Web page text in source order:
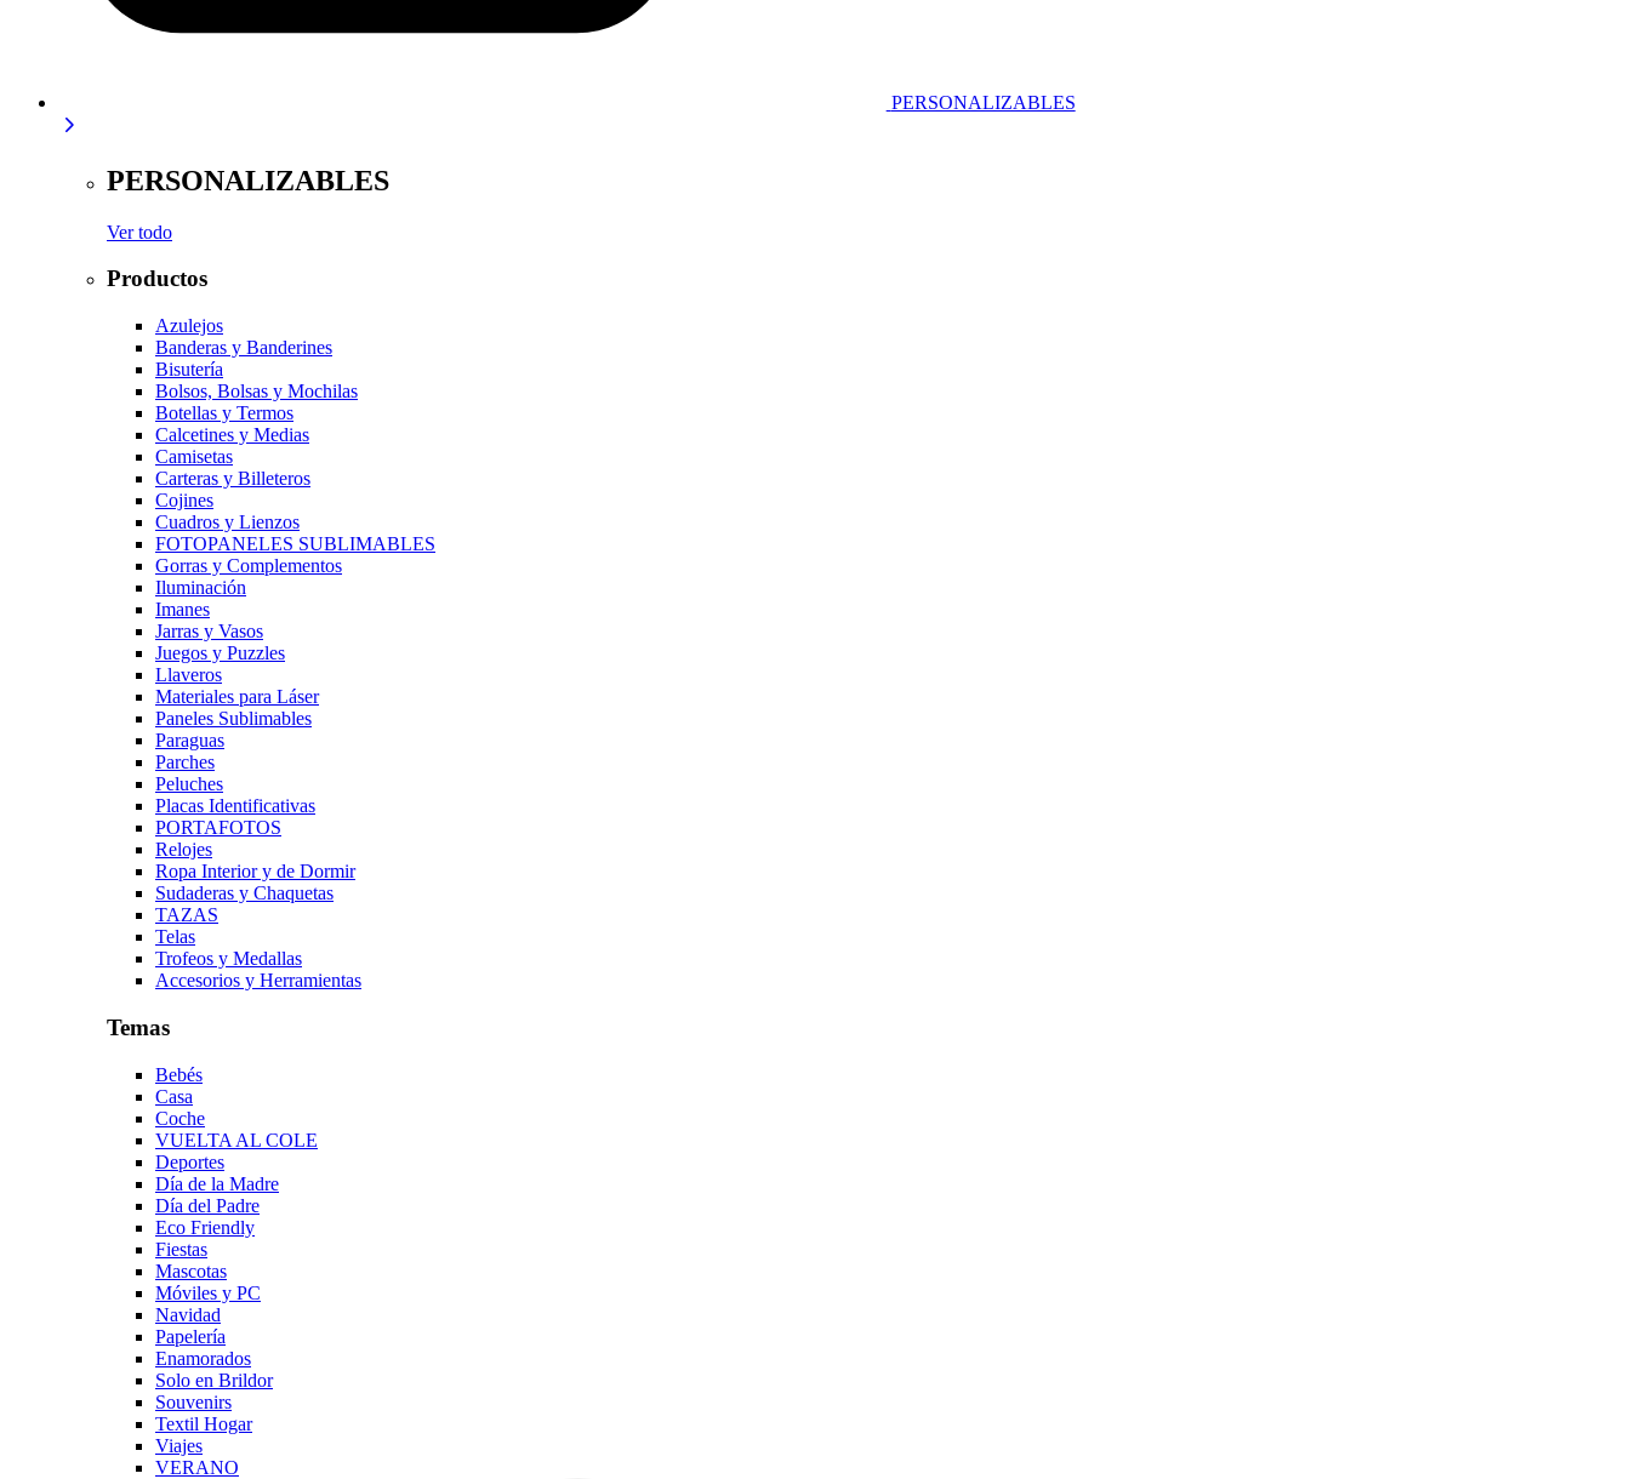
PERSONALIZABLES
PERSONALIZABLES
Ver todo
Productos
Azulejos
Banderas y Banderines
Bisutería
Bolsos, Bolsas y Mochilas
Botellas y Termos
Calcetines y Medias
Camisetas
Carteras y Billeteros
Cojines
Cuadros y Lienzos
FOTOPANELES SUBLIMABLES
Gorras y Complementos
Iluminación
Imanes
Jarras y Vasos
Juegos y Puzzles
Llaveros
Materiales para Láser
Paneles Sublimables
Paraguas
Parches
Peluches
Placas Identificativas
PORTAFOTOS
Relojes
Ropa Interior y de Dormir
Sudaderas y Chaquetas
TAZAS
Telas
Trofeos y Medallas
Accesorios y Herramientas
Temas
Bebés
Casa
Coche
VUELTA AL COLE
Deportes
Día de la Madre
Día del Padre
Eco Friendly
Fiestas
Mascotas
Móviles y PC
Navidad
Papelería
Enamorados
Solo en Brildor
Souvenirs
Textil Hogar
Viajes
VERANO